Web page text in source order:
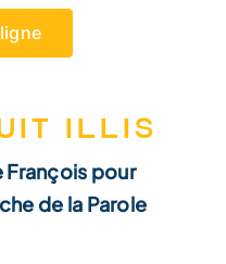
Illis
pour
de la Parole